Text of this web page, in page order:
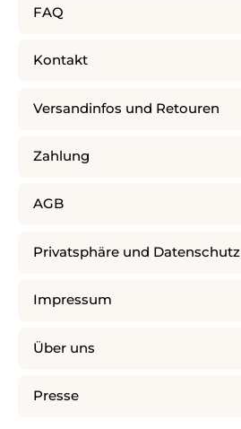
FAQ
Kontakt
Versandinfos und Retouren
Zahlung
AGB
Privatsphäre und Datenschutz
Impressum
Über uns
Presse